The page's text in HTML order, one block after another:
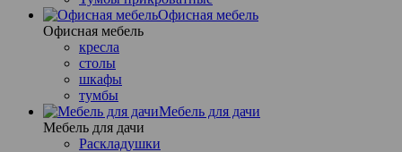
Офисная мебель
Офисная мебель
кресла
столы
шкафы
тумбы
Мебель для дачи
Мебель для дачи
Раскладушки